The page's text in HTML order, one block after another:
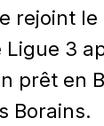
rejoint le
Ligue 3
prêt en
Borains.